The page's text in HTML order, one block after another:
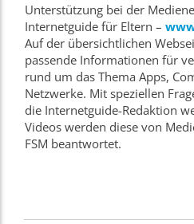
Unterstützung bei der
Internetguide für Eltern –
Auf der übersichtlichen
passende Informationen für
rund um das Thema Apps,
Netzwerke. Mit speziellen
die Internetguide-Redaktion
Videos werden diese von
FSM beantwortet.